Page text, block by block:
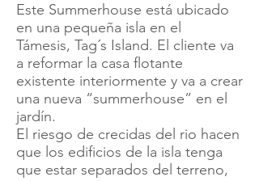
Este Summerhouse está ubicado
en una pequeña isla en el
Támesis, Tag´s Island. El cliente va
a reformar la casa flotante
existente interiormente y va a crear
una nueva “summerhouse” en el
jardín.
El riesgo de crecidas del rio hacen
que los edificios de la isla tenga
que estar separados del terreno,